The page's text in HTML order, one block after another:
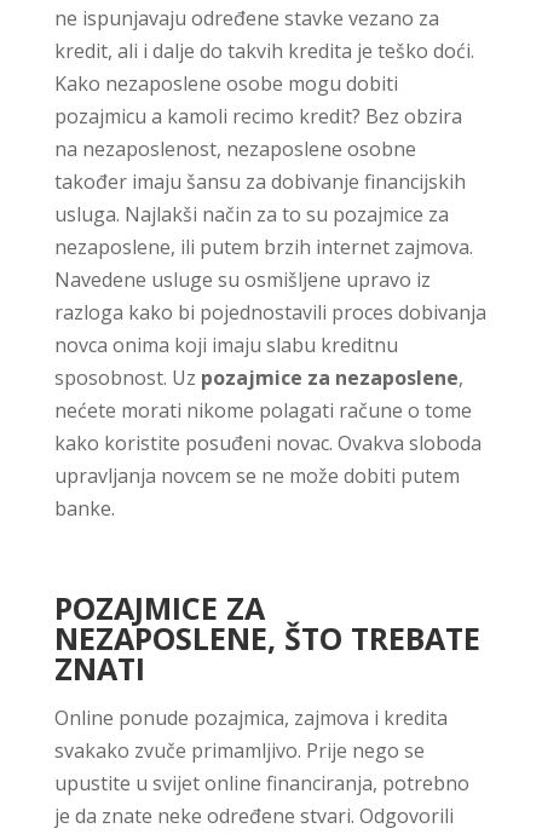
ne ispunjavaju određene stavke vezano za
kredit, ali i dalje do takvih kredita je teško doći.
Kako nezaposlene osobe mogu dobiti
pozajmicu a kamoli recimo kredit? Bez obzira
na nezaposlenost, nezaposlene osobne
također imaju šansu za dobivanje financijskih
usluga. Najlakši način za to su pozajmice za
nezaposlene, ili putem brzih internet zajmova.
Navedene usluge su osmišljene upravo iz
razloga kako bi pojednostavili proces dobivanja
novca onima koji imaju slabu kreditnu
sposobnost. Uz pozajmice za nezaposlene,
nećete morati nikome polagati račune o tome
kako koristite posuđeni novac. Ovakva sloboda
upravljanja novcem se ne može dobiti putem
banke.
POZAJMICE ZA
NEZAPOSLENE, ŠTO TREBATE
ZNATI
Online ponude pozajmica, zajmova i kredita
svakako zvuče primamljivo. Prije nego se
upustite u svijet online financiranja, potrebno
je da znate neke određene stvari. Odgovorili